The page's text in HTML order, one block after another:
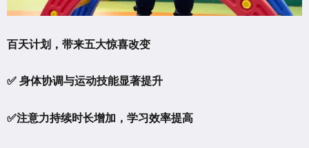
百天计划，带来五大惊喜改变
✅ 身体协调与运动技能显著提升
✅注意力持续时长增加，学习效率提高